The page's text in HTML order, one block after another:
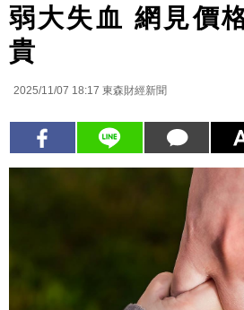
弱大失血 網見價
貴
2025/11/07 18:17 東森財經新聞